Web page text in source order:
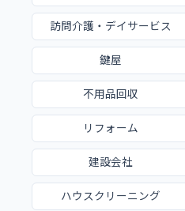
訪問介護・デイサービス
鍵屋
不用品回収
リフォーム
建設会社
ハウスクリーニング